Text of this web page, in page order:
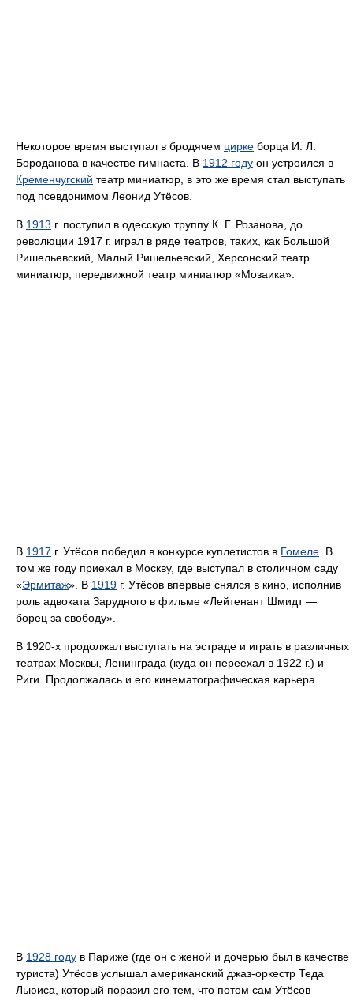
Некоторое время выступал в бродячем цирке борца И. Л.
Бороданова в качестве гимнаста. В 1912 году он устроился в
Кременчугский театр миниатюр, в это же время стал выступать
под псевдонимом Леонид Утёсов.
В 1913 г. поступил в одесскую труппу К. Г. Розанова, до
революции 1917 г. играл в ряде театров, таких, как Большой
Ришельевский, Малый Ришельевский, Херсонский театр
миниатюр, передвижной театр миниатюр «Мозаика».
В 1917 г. Утёсов победил в конкурсе куплетистов в Гомеле . В
том же году приехал в Москву, где выступал в столичном саду
«Эрмитаж». В 1919 г. Утёсов впервые снялся в кино, исполнив
роль адвоката Зарудного в фильме «Лейтенант Шмидт —
борец за свободу».
В 1920-х продолжал выступать на эстраде и играть в различных
театрах Москвы, Ленинграда (куда он переехал в 1922 г.) и
Риги. Продолжалась и его кинематографическая карьера.
В 1928 году в Париже (где он с женой и дочерью был в качестве
туриста) Утёсов услышал американский джаз-оркестр Теда
Льюиса, который поразил его тем, что потом сам Утёсов